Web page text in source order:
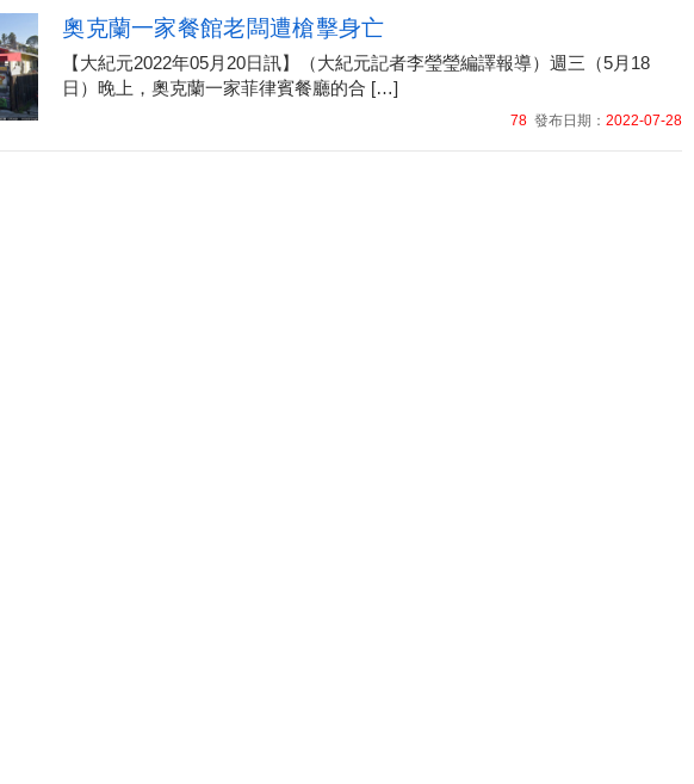
奧克蘭一家餐館老闆遭槍擊身亡
【大紀元2022年05月20日訊】（大紀元記者李瑩瑩編譯報導）週三（5月18
日）晚上，奧克蘭一家菲律賓餐廳的合 […]
78 發布日期： 2022-07-28